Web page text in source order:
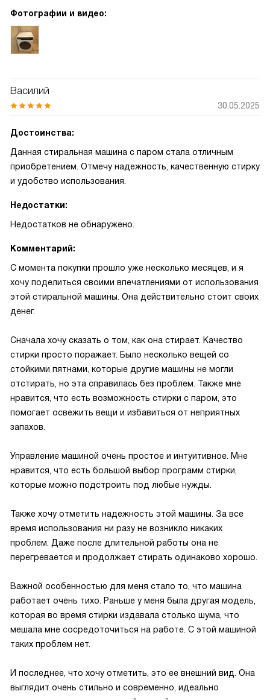
Фотографии и видео:
Василий
30.05.2025
Достоинства:
Данная стиральная машина с паром стала отличным
приобретением. Отмечу надежность, качественную стирку
и удобство использования.
Недостатки:
Недостатков не обнаружено.
Комментарий:
С момента покупки прошло уже несколько месяцев, и я
хочу поделиться своими впечатлениями от использования
этой стиральной машины. Она действительно стоит своих
денег.
Сначала хочу сказать о том, как она стирает. Качество
стирки просто поражает. Было несколько вещей со
стойкими пятнами, которые другие машины не могли
отстирать, но эта справилась без проблем. Также мне
нравится, что есть возможность стирки с паром, это
помогает освежить вещи и избавиться от неприятных
запахов.
Управление машиной очень простое и интуитивное. Мне
нравится, что есть большой выбор программ стирки,
которые можно подстроить под любые нужды.
Также хочу отметить надежность этой машины. За все
время использования ни разу не возникло никаких
проблем. Даже после длительной работы она не
перегревается и продолжает стирать одинаково хорошо.
Важной особенностью для меня стало то, что машина
работает очень тихо. Раньше у меня была другая модель,
которая во время стирки издавала столько шума, что
мешала мне сосредоточиться на работе. С этой машиной
таких проблем нет.
И последнее, что хочу отметить, это ее внешний вид. Она
выглядит очень стильно и современно, идеально